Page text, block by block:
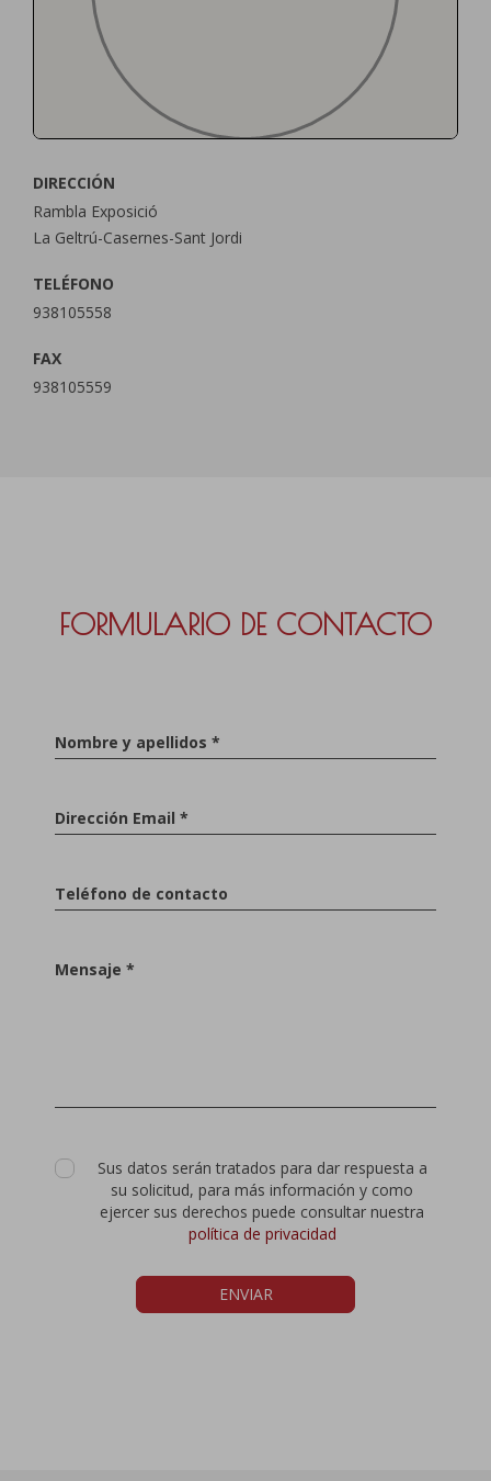
DIRECCIÓN
Rambla Exposició
La Geltrú-Casernes-Sant Jordi
TELÉFONO
938105558
FAX
938105559
FORMULARIO DE CONTACTO
Nombre y apellidos *
Dirección Email *
Teléfono de contacto
Mensaje *
Sus datos serán tratados para dar respuesta a
su solicitud, para más información y como
ejercer sus derechos puede consultar nuestra
política de privacidad
ENVIAR